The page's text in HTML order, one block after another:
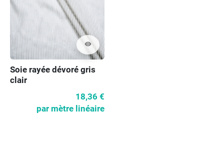
visibility
Soie rayée dévoré gris
clair
18,36 €
par mètre linéaire